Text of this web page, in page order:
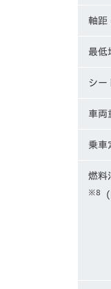
軸距
最
シ
車両
乗車
燃料
※8